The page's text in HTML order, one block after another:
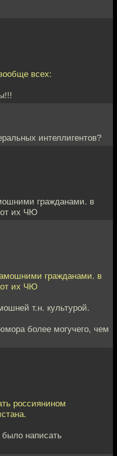
всех:
интеллигентов?
гражданами. в
от их ЧЮ
гражданами. в
от их ЧЮ
т.н. культурой.
более могучего, чем
россиянином
написать